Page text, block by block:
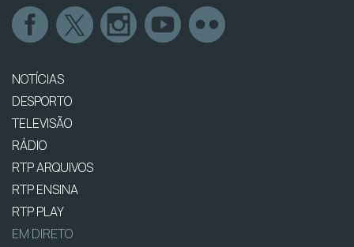
NOTÍCIAS
DESPORTO
TELEVISÃO
RÁDIO
RTP ARQUIVOS
RTP ENSINA
RTP PLAY
EM DIRETO